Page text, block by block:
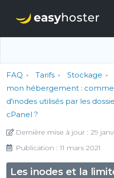
FAQ Tarifs Stockage
mon hébergement :
d'inodes utilisés par les
cPanel ?
Dernière mise à jour : 29
Publication : 11 mars 2021
Les inodes et la